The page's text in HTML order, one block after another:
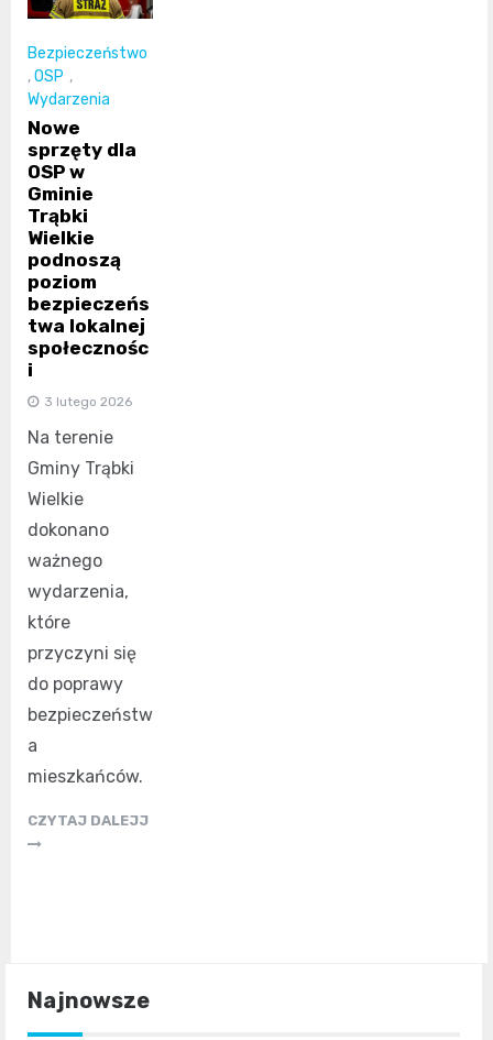
Bezpieczeństwo
,OSP ,
Wydarzenia
Nowe
sprzęty dla
OSP w
Gminie
Trąbki
Wielkie
podnoszą
poziom
bezpieczeńs
twa lokalnej
społecznośc
i
3 lutego 2026
Na terenie
Gminy Trąbki
Wielkie
dokonano
ważnego
wydarzenia,
które
przyczyni się
do poprawy
bezpieczeństw
a
mieszkańców.
CZYTAJ DALEJJ
Najnowsze